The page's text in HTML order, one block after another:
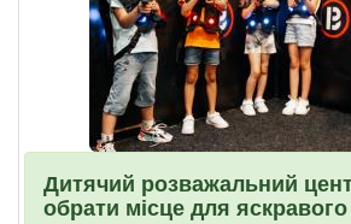
Дитячий розважальний
обрати місце для